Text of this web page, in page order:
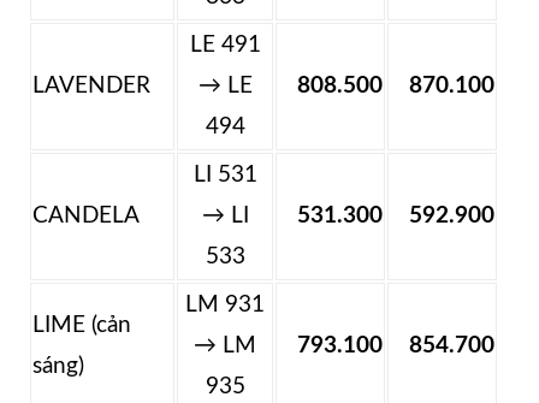
LAVENDER
LE 491
→ LE
494
808.500 870.100
CANDELA
LI 531
→ LI
533
531.300 592.900
LIME (cản
sáng)
LM 931
→ LM
935
793.100 854.700